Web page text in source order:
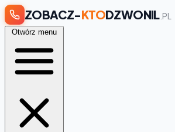
ZOBACZ-KTODZWONIL.PL
Otwórz menu